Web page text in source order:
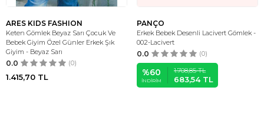
ARES KIDS FASHION
Keten Gömlek Beyaz Sarı Çocuk Ve
Bebek Giyim Özel Günler Erkek Şık
Giyim - Beyaz Sarı
0.0 (0)
1.415,70 TL
PANÇO
Erkek Bebek Desenli Lacivert Gömlek -
002-Lacivert
0.0 (0)
%60
İNDIRIM
1.708,85TL
683,54TL